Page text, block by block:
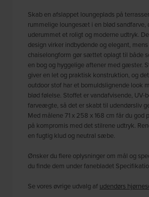
Skab en afslappet loungeplads på
rummelige loungesæt i en blød sandfarve,
uderummet et roligt og moderne udtryk.
design virker indbydende og elegant,
chaiselongform gør sættet oplagt til både
en bog og hyggelige aftener med gæster.
giver en let og praktisk konstruktion, og
outdoor stof har et bomuldslignende look
blød følelse. Stoffet er vandafvisende, UV-
farveægte, så det er skabt til udendørsliv
Med målene 71 x 258 x 168 cm får du god
på kompromis med det stilrene udtryk.
en fugtig klud og neutral sæbe.
Ønsker du flere oplysninger om mål og
du finde dem under fanebladet
Se vores øvrige udvalg af udendørs